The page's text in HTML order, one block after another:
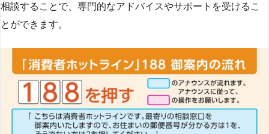
相談することで、専門的なアドバイスやサポートを受けるこ
とができます​​。